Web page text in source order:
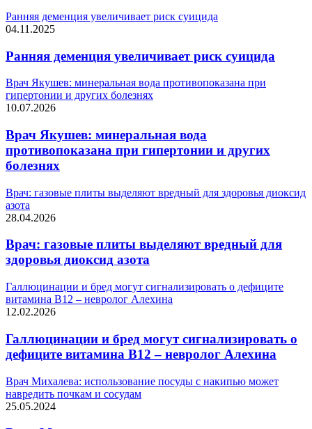
Ранняя деменция увеличивает риск суицида
04.11.2025
Ранняя деменция увеличивает риск суицида
Врач Якушев: минеральная вода противопоказана при
гипертонии и других болезнях
10.07.2026
Врач Якушев: минеральная вода
противопоказана при гипертонии и других
болезнях
Врач: газовые плиты выделяют вредный для здоровья диоксид
азота
28.04.2026
Врач: газовые плиты выделяют вредный для
здоровья диоксид азота
Галлюцинации и бред могут сигнализировать о дефиците
витамина B12 – невролог Алехина
12.02.2026
Галлюцинации и бред могут сигнализировать о
дефиците витамина B12 – невролог Алехина
Врач Михалева: использование посуды с накипью может
навредить почкам и сосудам
25.05.2024